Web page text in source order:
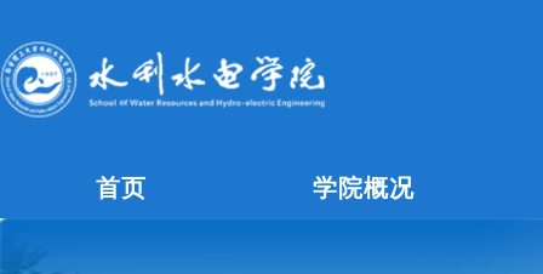
首页 学院概况